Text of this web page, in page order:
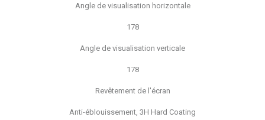
Angle de visualisation horizontale
178
Angle de visualisation verticale
178
Revêtement de l'écran
Anti-éblouissement, 3H Hard Coating